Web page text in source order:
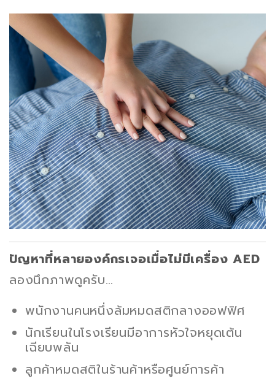
ปัญหาที่หลายองค์กรเจอเมื่อไม่มีเครื่อง AED
ลองนึกภาพดูครับ…
พนักงานคนหนึ่งล้มหมดสติกลางออฟฟิศ
นักเรียนในโรงเรียนมีอาการหัวใจหยุดเต้น
เฉียบพลัน
ลูกค้าหมดสติในร้านค้าหรือศูนย์การค้า